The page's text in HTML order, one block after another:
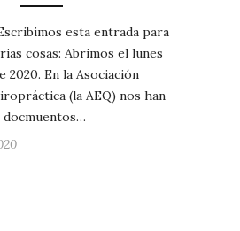
esta entrada para
cosas: Abrimos el lunes
2020. En la Asociación
(la AEQ) nos han
docmuentos…